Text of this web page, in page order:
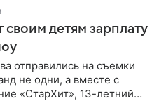
своим детям зарплату
отправились на съемки
не одни, а вместе с
«СтарХит», 13-летний